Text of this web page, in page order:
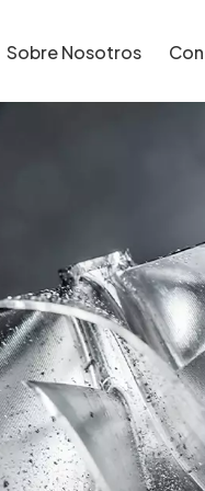
Sobre Nosotros